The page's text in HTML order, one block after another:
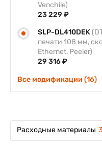
Venchile)
23 229 ₽
SLP-DL410DEK
печати 108 мм,
Ethernet, Peeler)
29 316 ₽
Все модификации (16)
Расходные материалы